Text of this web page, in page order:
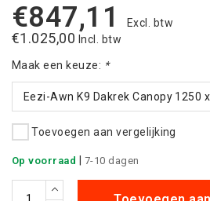
€847,11 Excl. btw
€1.025,00 Incl. btw
Maak een keuze: *
Eezi-Awn K9 Dakrek Canopy 1250
Toevoegen aan vergelijking
Op voorraad 7-10 dagen